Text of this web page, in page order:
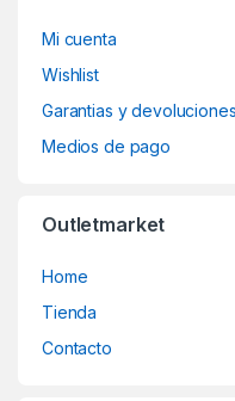
Mi cuenta
Wishlist
Garantias y devoluciones
Medios de pago
Outletmarket
Home
Tienda
Contacto